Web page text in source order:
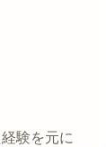
験を元に